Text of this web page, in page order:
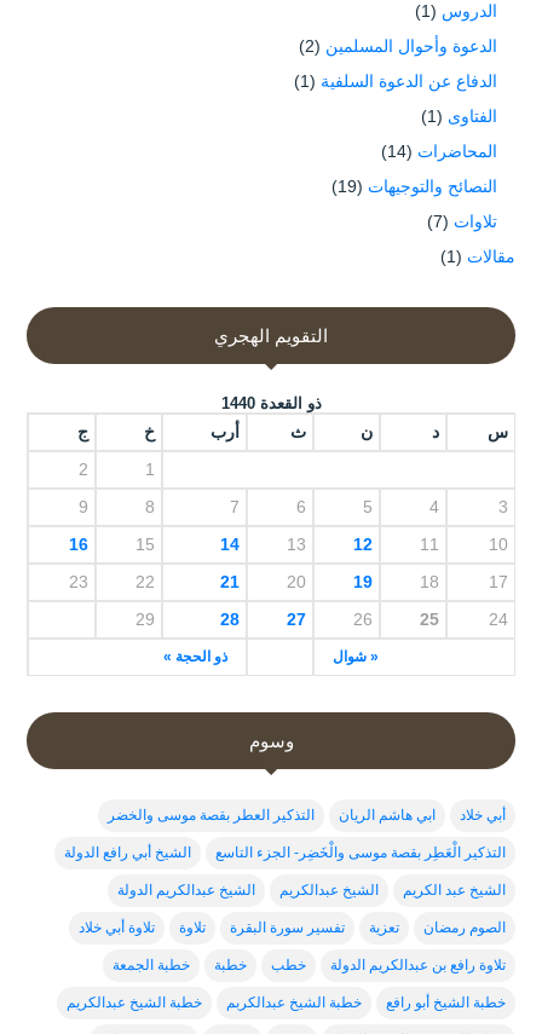
الدروس (1)
الدعوة وأحوال المسلمين (2)
الدفاع عن الدعوة السلفية (1)
الفتاوى (1)
المحاضرات (14)
النصائح والتوجيهات (19)
تلاوات (7)
مقالات (1)
التقويم الهجري
ذو القعدة 1440
س د ن ث أرب خ ج
« شوال ذو الحجة »
1
2
3
4
5
6
7
8
9
10
11
12
13
14
15
16
17
18
19
20
21
22
23
24
25
26
27
28
29
وسوم
أبي خلاد ابي هاشم الريان التذكير العطر بقصة موسى والخضر
التذكير الْعَطِر بقصة موسى والْخَضِر- الجزء التاسع الشيخ أبي رافع الدولة
الشيخ عبد الكريم الشيخ عبدالكريم الشيخ عبدالكريم الدولة
الصوم رمضان تعزية تفسير سورة البقرة تلاوة تلاوة أبي خلاد
تلاوة رافع بن عبدالكريم الدولة خطب خطبة خطبة الجمعة
خطبة الشيخ أبو رافع خطبة الشيخ عبدالكربم خطبة الشيخ عبدالكريم